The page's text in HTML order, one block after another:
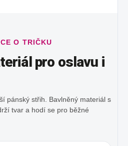
O TRIČKU
pro oslavu i
pánský střih. Bavlněný materiál s
tvar a hodí se pro běžné